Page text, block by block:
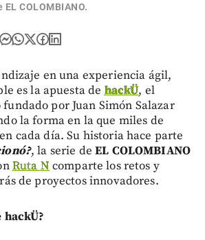
COLOMBIANO.
en una experiencia ágil,
es la apuesta de hackÜ, el
por Juan Simón Salazar
la forma en la que miles de
cada día. Su historia hace parte
, la serie deEL COLOMBIANO
Ruta N comparte los retos y
de proyectos innovadores.
hackÜ?